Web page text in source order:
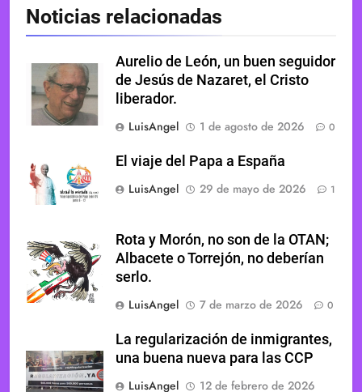
Noticias relacionadas
Aurelio de León, un buen seguidor
de Jesús de Nazaret, el Cristo
liberador.
LuisAngel
1 de agosto de 2026 0
El viaje del Papa a España
LuisAngel
29 de mayo de 2026 1
Rota y Morón, no son de la OTAN;
Albacete o Torrejón, no deberían
serlo.
LuisAngel
7 de marzo de 2026 0
La regularización de inmigrantes,
una buena nueva para las CCP
LuisAngel
12 de febrero de 2026